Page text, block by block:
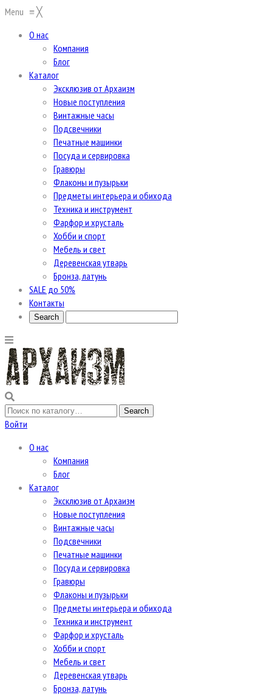
Menu ≡╳
О нас
Компания
Блог
Каталог
Эксклюзив от Архаизм
Новые поступления
Винтажные часы
Подсвечники
Печатные машинки
Посуда и сервировка
Гравюры
Флаконы и пузырьки
Предметы интерьера и обихода
Техника и инструмент
Фарфор и хрусталь
Хобби и спорт
Мебель и свет
Деревенская утварь
Бронза, латунь
SALE до 50%
Контакты
Войти
О нас
Компания
Блог
Каталог
Эксклюзив от Архаизм
Новые поступления
Винтажные часы
Подсвечники
Печатные машинки
Посуда и сервировка
Гравюры
Флаконы и пузырьки
Предметы интерьера и обихода
Техника и инструмент
Фарфор и хрусталь
Хобби и спорт
Мебель и свет
Деревенская утварь
Бронза, латунь